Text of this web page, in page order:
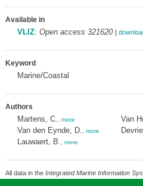
Available in
VLIZ: Open access 321620 [
Keyword
Marine/Coastal
Authors
Martens, C. more
Van den Eynde, D. more
Lauwaert, B. more
Van
All data in the Integrated Marine Information